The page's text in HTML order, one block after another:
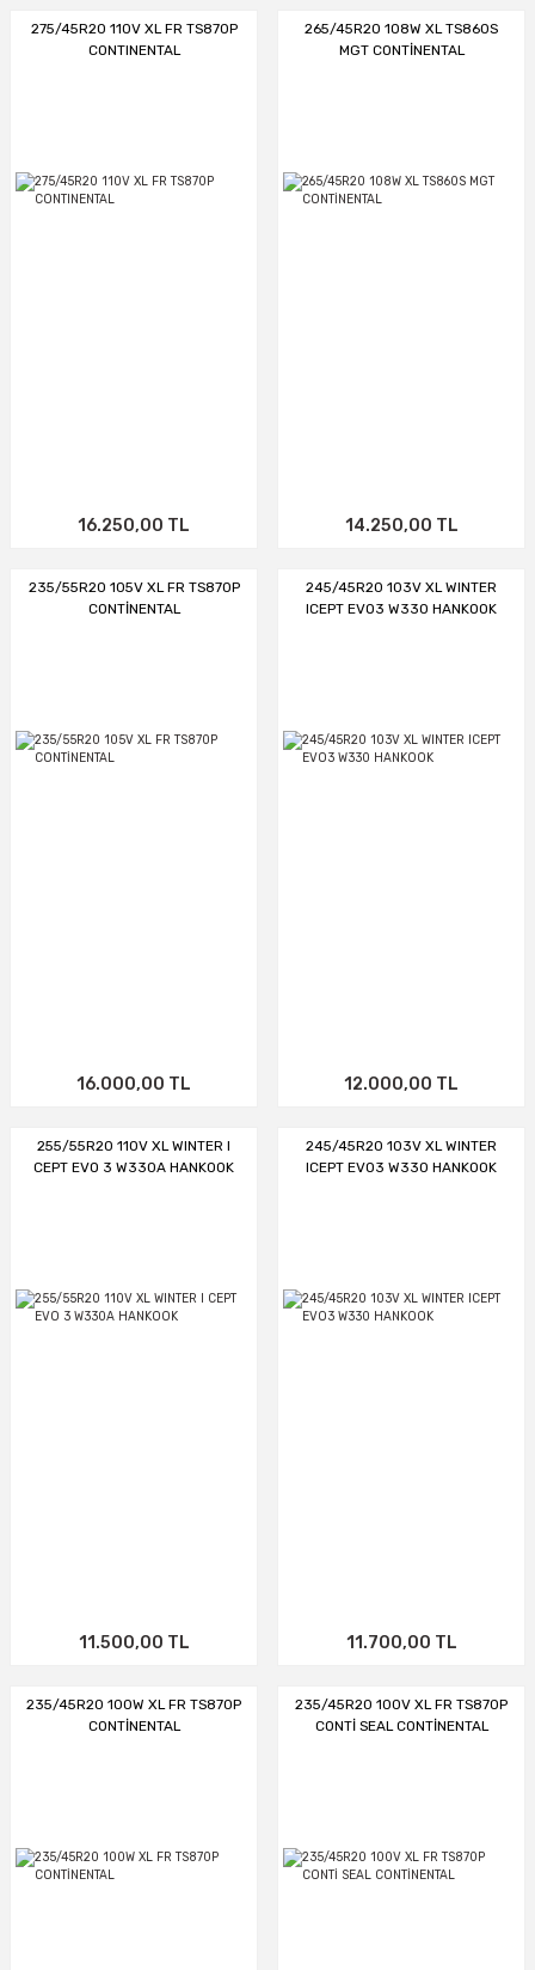
275/45R20 110V XL FR TS870P
CONTINENTAL
16.250,00 TL
265/45R20 108W XL TS860S
MGT CONTİNENTAL
14.250,00 TL
235/55R20 105V XL FR TS870P
CONTİNENTAL
16.000,00 TL
245/45R20 103V XL WINTER
ICEPT EVO3 W330 HANKOOK
12.000,00 TL
255/55R20 110V XL WINTER I
CEPT EVO 3 W330A HANKOOK
11.500,00 TL
245/45R20 103V XL WINTER
ICEPT EVO3 W330 HANKOOK
11.700,00 TL
235/45R20 100W XL FR TS870P
CONTİNENTAL
235/45R20 100V XL FR TS870P
CONTİ SEAL CONTİNENTAL